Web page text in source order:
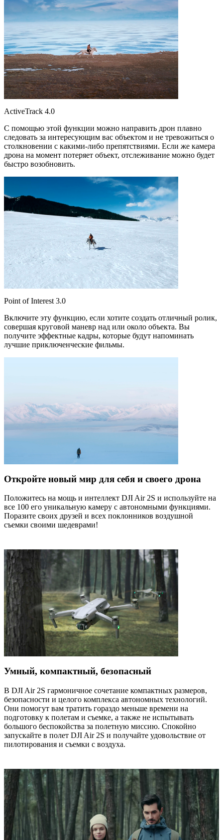
ActiveTrack 4.0
С помощью этой функции можно направить дрон плавно
следовать за интересующим вас объектом и не тревожиться о
столкновении с какими-либо препятствиями. Если же камера
дрона на момент потеряет объект, отслеживание можно будет
быстро возобновить.
Point of Interest 3.0
Включите эту функцию, если хотите создать отличный ролик,
совершая круговой маневр над или около объекта. Вы
получите эффектные кадры, которые будут напоминать
лучшие приключенческие фильмы.
Откройте новый мир для себя и своего дрона
Положитесь на мощь и интеллект DJI Air 2S и используйте на
все 100 его уникальную камеру с автономными функциями.
Поразите своих друзей и всех поклонников воздушной
съемки своими шедеврами!
Умный, компактный, безопасный
В DJI Air 2S гармоничное сочетание компактных размеров,
безопасности и целого комплекса автономных технологий.
Они помогут вам тратить гораздо меньше времени на
подготовку к полетам и съемке, а также не испытывать
большого беспокойства за полетную миссию. Спокойно
запускайте в полет DJI Air 2S и получайте удовольствие от
пилотирования и съемки с воздуха.